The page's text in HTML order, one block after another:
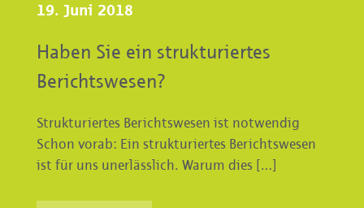
19. Juni 2018
Haben Sie ein strukturiertes
Berichtswesen?
Strukturiertes Berichtswesen ist notwendig
Schon vorab: Ein strukturiertes Berichtswesen
ist für uns unerlässlich. Warum dies […]